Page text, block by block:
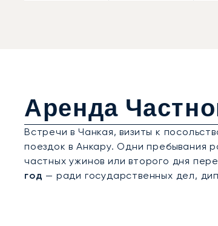
Аренда
Встречи в Чанкая, визиты к
поездок в Анкару. Одни пребывания
частных ужинов или второго дня
год — ради государственных дел,